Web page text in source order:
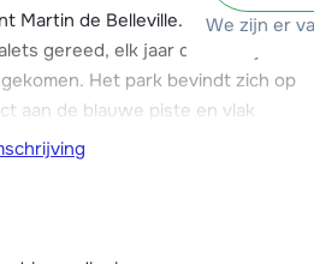
We zijn er
Martin de Belleville. In december
gereed, elk jaar daarna zijn er
Het park bevindt zich op
aan de blauwe piste en vlak
Saint Martin 1. Hierdoor is